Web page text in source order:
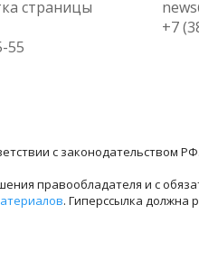
страницы
55
+7
с законодательством РФ.
правообладателя и с
. Гиперссылка должна